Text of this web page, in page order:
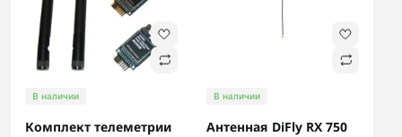
В наличии
Комплект телеметрии
В наличии
Антенная DiFly RX 750